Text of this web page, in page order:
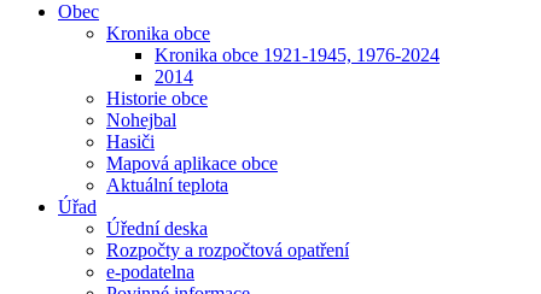
Obec
Kronika obce
Kronika obce 1921-1945, 1976-2024
2014
Historie obce
Nohejbal
Hasiči
Mapová aplikace obce
Aktuální teplota
Úřad
Úřední deska
Rozpočty a rozpočtová opatření
e-podatelna